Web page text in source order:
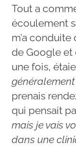
Tout a
écoulement
m’a
de Google et
une fois,
généralement
prenais
qui pensait
mais je vais
dans une